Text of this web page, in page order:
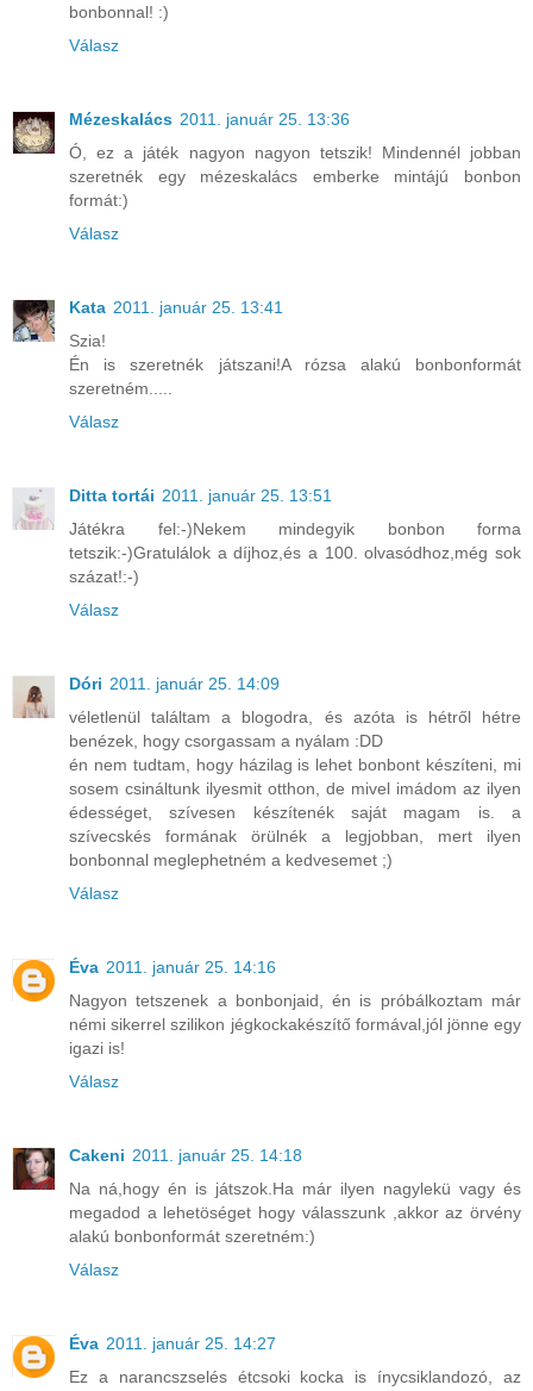
bonbonnal! :)
Válasz
Mézeskalács 2011. január 25. 13:36
Ó, ez a játék nagyon nagyon tetszik! Mindennél jobban
szeretnék egy mézeskalács emberke mintájú bonbon
formát:)
Válasz
Kata 2011. január 25. 13:41
Szia!
Én is szeretnék játszani!A rózsa alakú bonbonformát
szeretném.....
Válasz
Ditta tortái 2011. január 25. 13:51
Játékra fel:-)Nekem mindegyik bonbon forma
tetszik:-)Gratulálok a díjhoz,és a 100. olvasódhoz,még sok
százat!:-)
Válasz
Dóri 2011. január 25. 14:09
véletlenül találtam a blogodra, és azóta is hétről hétre
benézek, hogy csorgassam a nyálam :DD
én nem tudtam, hogy házilag is lehet bonbont készíteni, mi
sosem csináltunk ilyesmit otthon, de mivel imádom az ilyen
édességet, szívesen készítenék saját magam is. a
szívecskés formának örülnék a legjobban, mert ilyen
bonbonnal meglephetném a kedvesemet ;)
Válasz
Éva 2011. január 25. 14:16
Nagyon tetszenek a bonbonjaid, én is próbálkoztam már
némi sikerrel szilikon jégkockakészítő formával,jól jönne egy
igazi is!
Válasz
Cakeni 2011. január 25. 14:18
Na ná,hogy én is játszok.Ha már ilyen nagylekü vagy és
megadod a lehetöséget hogy válasszunk ,akkor az örvény
alakú bonbonformát szeretném:)
Válasz
Éva 2011. január 25. 14:27
Ez a narancszselés étcsoki kocka is ínycsiklandozó, az